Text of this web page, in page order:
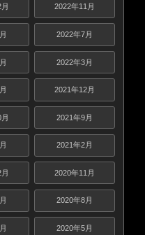
2022年11月
2022年7月
2022年3月
2021年12月
2021年9月
2021年2月
2020年11月
2020年8月
2020年5月